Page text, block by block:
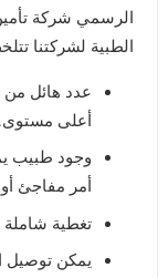
الرسمي شركة
الطبية لشركتنا
عدد هائل
أعلى مستوى.
وجود طبيب
أمر مفاجئ
تغطية شاملة
يمكن توصيل